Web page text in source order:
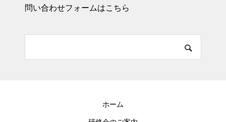
問い合わせフォームはこちら
ホーム